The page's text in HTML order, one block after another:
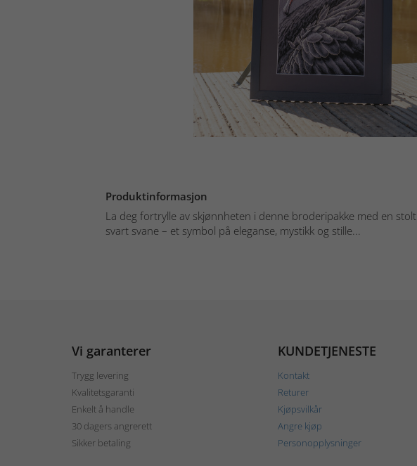
Produktinformasjon
La deg fortrylle av skjønnheten i denne broderipakke med en stolt
svart svane – et symbol på eleganse, mystikk og stille...
Vi garanterer
Trygg levering
Kvalitetsgaranti
Enkelt å handle
30 dagers angrerett
Sikker betaling
KUNDETJENESTE
Kontakt
Returer
Kjøpsvilkår
Angre kjøp
Personopplysninger